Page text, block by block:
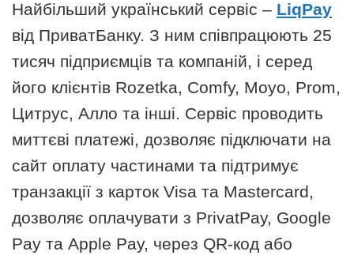
Найбільший український сервіс – LiqPay
від ПриватБанку. З ним співпрацюють 25
тисяч підприємців та компаній, і серед
його клієнтів Rozetka, Comfy, Moyo, Prom,
Цитрус, Алло та інші. Сервіс проводить
миттєві платежі, дозволяє підключати на
сайт оплату частинами та підтримує
транзакції з карток Visa та Mastercard,
дозволяє оплачувати з PrivatPay, Google
Pay та Apple Pay, через QR-код або